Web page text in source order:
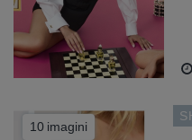
10 imagini